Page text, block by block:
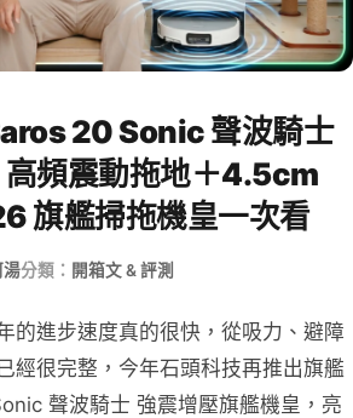
20 Sonic 聲波騎士
高頻震動拖地＋4.5cm
旗艦掃拖機皇一次看
湯分類： 開箱文 & 評測
的進步速度真的很快，從吸力、避障
經很完整，今年石頭科技再推出旗艦
聲波騎士 強震增壓旗艦機皇，亮